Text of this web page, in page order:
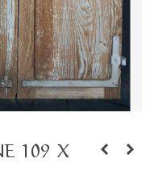
109 X